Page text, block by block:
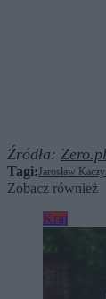
Źródła: Zero.pl
Tagi:Jarosław
Zobacz również
Kraj